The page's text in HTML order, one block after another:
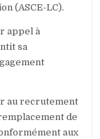
(ASCE-LC).
appel à
sa
au recrutement
de
aux